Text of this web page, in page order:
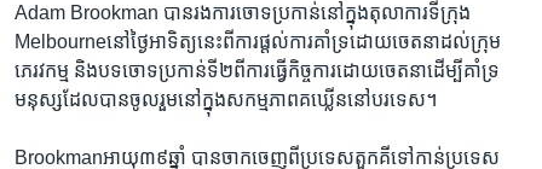
Adam Brookman ​បាន​រង​ការ​ចោទ​ប្រកាន់​នៅ​ក្នុង​តុលាការ​ទីក្រុង
Melbourneនៅ​ថ្ងៃ​អាទិត្យ​នេះពី​ការ​ផ្តល់​ការគាំទ្រ​ដោយ​ចេតនា​ដល់​ក្រុម​
ភេរវកម្ម ​និង​បទ​ចោទ​ប្រកាន់​ទី២​ពី​ការ​ធ្វើ​កិច្ចការ​ដោយចេតនា​ដើម្បី​គាំទ្រ​
មនុស្ស​ដែល​បាន​ចូល​រួម​នៅ​ក្នុង​សកម្មភាព​គឃ្លើននៅ​បរទេស។
Brookmanអាយុ​៣៩​ឆ្នាំ ​បានចាក​ចេញ​ពី​ប្រទេស​តួកគី​ទៅ​កាន់ប្រទេស​